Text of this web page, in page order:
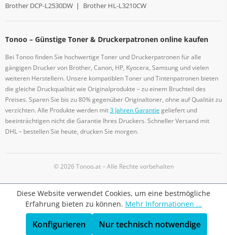
Brother DCP-L2530DW | Brother HL-L3210CW
Tonoo – Günstige Toner & Druckerpatronen online kaufen
Bei Tonoo finden Sie hochwertige Toner und Druckerpatronen für alle
gängigen Drucker von Brother, Canon, HP, Kyocera, Samsung und vielen
weiteren Herstellern. Unsere kompatiblen Toner und Tintenpatronen bieten
die gleiche Druckqualität wie Originalprodukte – zu einem Bruchteil des
Preises. Sparen Sie bis zu 80% gegenüber Originaltoner, ohne auf Qualität zu
verzichten. Alle Produkte werden mit3 Jahren Garantiegeliefert und
beeinträchtigen nicht die Garantie Ihres Druckers. Schneller Versand mit
DHL – bestellen Sie heute, drucken Sie morgen.
© 2026 Tonoo.at – Alle Rechte vorbehalten
Diese Website verwendet Cookies, um eine bestmögliche
Erfahrung bieten zu können. Mehr Informationen ...
Nur technisch notwendige
Konfigurieren